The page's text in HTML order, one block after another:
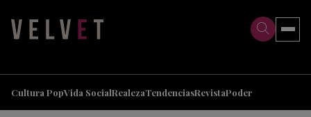
Cultura PopVida SocialRealezaTendenciasRevistaPoder